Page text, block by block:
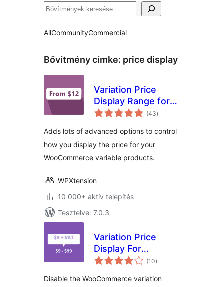
Keresés
AllCommunityCommercial
Bővítmény címke: price display
Variation Price
Display Range for
WooCommerce
(43értékelés
összesen
)
Adds lots of advanced options to control
how you display the price for your
WooCommerce variable products.
WPXtension
10 000+ aktív telepítés
Tesztelve: 7.0.3
Variation Price
Display For
WooCommerce
(10értékelés
összesen
)
Disable the WooCommerce variation